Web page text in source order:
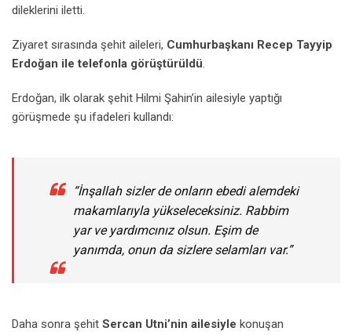
dileklerini iletti.
Ziyaret sırasında şehit aileleri, Cumhurbaşkanı Recep Tayyip
Erdoğan ile telefonla görüştürüldü.
Erdoğan, ilk olarak şehit Hilmi Şahin’in ailesiyle yaptığı
görüşmede şu ifadeleri kullandı:
“İnşallah sizler de onların ebedi alemdeki
makamlarıyla yükseleceksiniz. Rabbim
yar ve yardımcınız olsun. Eşim de
yanımda, onun da sizlere selamları var.”
Daha sonra şehit Sercan Utni’nin ailesiyle konuşan